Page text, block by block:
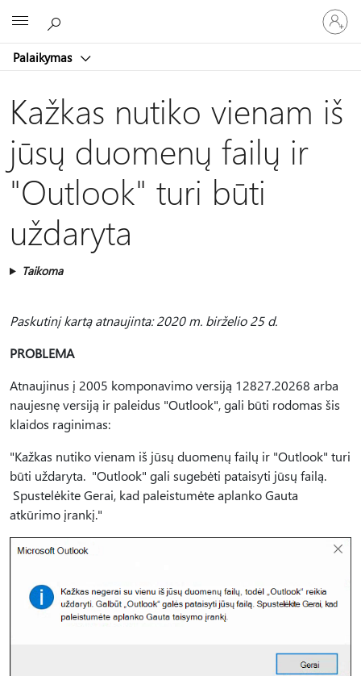
Palaikymas
prie
paskyros
Kažkas nutiko vienam iš
jūsų duomenų failų ir
"Outlook" turi būti
uždaryta
Taikoma
Paskutinį kartą atnaujinta: 2020 m. birželio 25 d.
PROBLEMA
Atnaujinus į 2005 komponavimo versiją 12827.20268 arba
naujesnę versiją ir paleidus "Outlook", gali būti rodomas šis
klaidos raginimas:
"Kažkas nutiko vienam iš jūsų duomenų failų ir "Outlook" turi
būti uždaryta. "Outlook" gali sugebėti pataisyti jūsų failą.
Spustelėkite Gerai, kad paleistumėte aplanko Gauta
atkūrimo įrankį."